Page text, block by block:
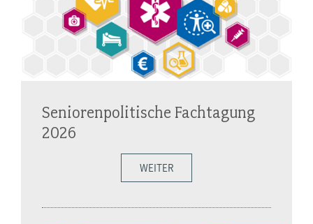
Seniorenpolitische Fachtagung
2026
WEITER